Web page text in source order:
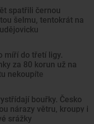
spatřili černou
šelmu, tentokrát na
míří do třetí ligy.
za 80 korun už na
nekoupíte
bouřky. Česko
nárazy větru, kroupy i
srážky